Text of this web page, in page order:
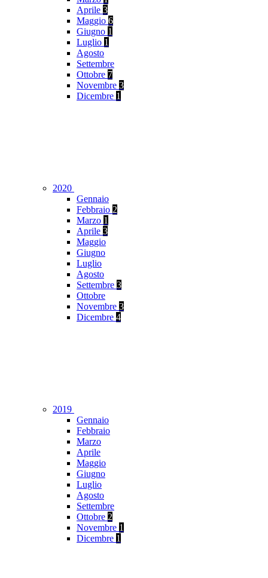
Aprile 3
Maggio 6
Giugno 1
Luglio 1
Agosto
Settembre
Ottobre 7
Novembre 3
Dicembre 1
2020
Gennaio
Febbraio 2
Marzo 1
Aprile 3
Maggio
Giugno
Luglio
Agosto
Settembre 3
Ottobre
Novembre 3
Dicembre 4
2019
Gennaio
Febbraio
Marzo
Aprile
Maggio
Giugno
Luglio
Agosto
Settembre
Ottobre 2
Novembre 1
Dicembre 1